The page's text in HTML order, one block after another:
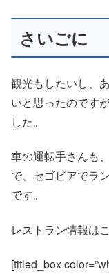
さいごに
観光もしたいし、
いと思ったのです
した。
車の運転手さんも
で、セゴビアでラ
です。
レストラン情報は
[titled_box